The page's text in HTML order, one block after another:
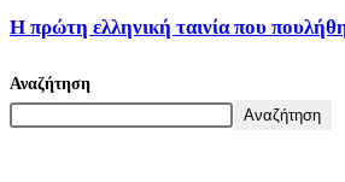
Η πρώτη ελληνική ταινία που
Αναζήτηση
Αναζήτηση